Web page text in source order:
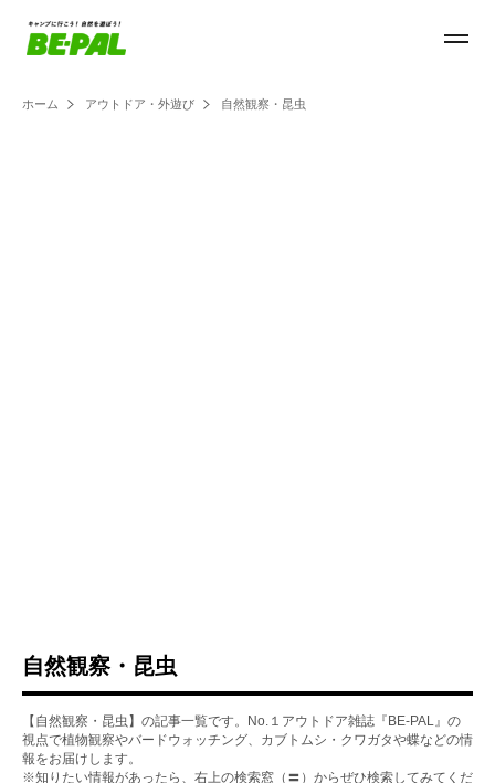
ホーム アウトドア・外遊び 自然観察・昆虫
自然観察・昆虫
【自然観察・昆虫】の記事一覧です。No.１アウトドア雑誌『BE-PAL』の
視点で植物観察やバードウォッチング、カブトムシ・クワガタや蝶などの情
報をお届けします。
※知りたい情報があったら、右上の検索窓（〓）からぜひ検索してみてくだ